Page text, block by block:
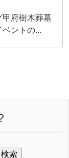
甲府樹木葬墓
ントの...